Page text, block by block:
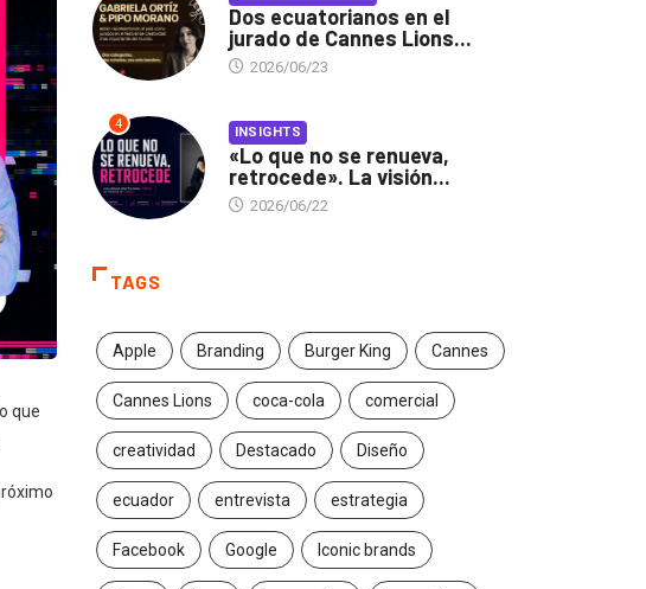
que
Dos ecuatorianos en el
jurado de Cannes Lions...
2026/06/23
4 INSIGHTS
«Lo que no se renueva,
retrocede». La visión...
2026/06/22
TAGS
Apple Branding Burger King Cannes
Cannes Lions coca-cola comercial
creatividad Destacado Diseño
ecuador entrevista estrategia
Facebook Google Iconic brands